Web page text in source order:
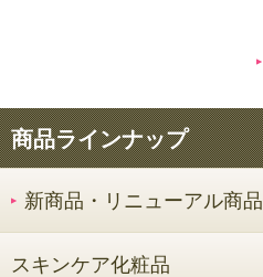
商品ラインナップ
新商品・リニューアル商品
スキンケア化粧品